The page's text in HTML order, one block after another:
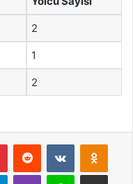
2
1
2
PinterestReddit VKontakte
TelegramViber Line E-Posta ile